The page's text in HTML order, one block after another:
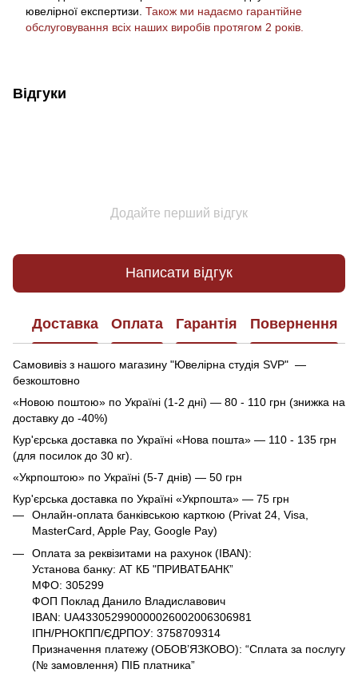
ювелірної експертизи. Також ми надаємо гарантійне
обслуговування всіх наших виробів протягом 2 років.
Відгуки
Додайте перший відгук
Написати відгук
Доставка Оплата Гарантія Повернення
Самовивіз з нашого магазину "Ювелірна студія SVP" —
безкоштовно
«Новою поштою» по Україні (1-2 дні) — 80 - 110 грн (знижка на
доставку до -40%)
Кур'єрська доставка по Україні «Нова пошта» — 110 - 135 грн
(для посилок до 30 кг).
«Укрпоштою» по Україні (5-7 днів) — 50 грн
Кур'єрська доставка по Україні «Укрпошта» — 75 грн
Онлайн-оплата банківською карткою (Privat 24, Visa,
MasterCard, Apple Pay, Google Pay)
Оплата за реквізитами на рахунок (IBAN):
Установа банку: АТ КБ "ПРИВАТБАНК”
МФО: 305299
ФОП Поклад Данило Владиславович
IBAN: UA433052990000026002006306981
ІПН/РНОКПП/ЄДРПОУ: 3758709314
Призначення платежу (ОБОВ’ЯЗКОВО): “Сплата за послугу
(№ замовлення) ПІБ платника”